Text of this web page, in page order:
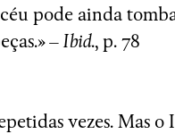
pode ainda
– Ibid., p. 78
vezes. Mas